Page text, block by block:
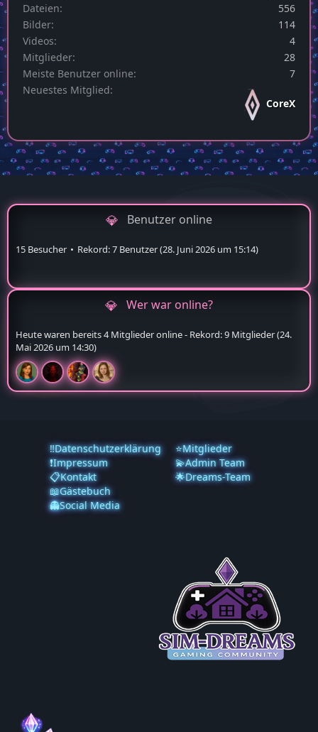
Dateien
556
Bilder
114
Videos
4
Mitglieder
28
Meiste Benutzer online
7
Neuestes Mitglied
CoreX
Benutzer online
15 Besucher Rekord: 7 Benutzer (28. Juni 2026 um 15:14)
Wer war online?
Heute waren bereits 4 Mitglieder online - Rekord: 9 Mitglieder (24.
Mai 2026 um 14:30)
‼️Datenschutzerklärung
❗️Impressum
📋Kontakt
📖Gästebuch
👻Social Media
⭐Mitglieder
💫Admin Team
🌟Dreams-Team